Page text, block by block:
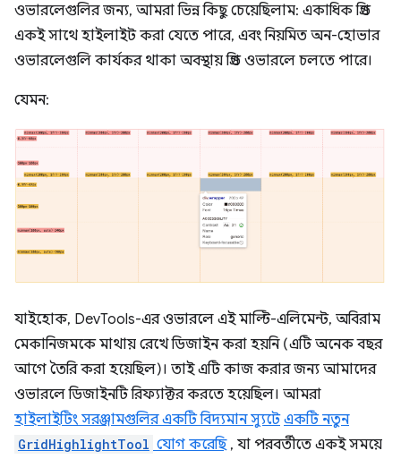
ওভারলেগুলির জন্য, আমরা ভিন্ন কিছু চেয়েছিলাম: একাধিক গ্রিড
একই সাথে হাইলাইট করা যেতে পারে, এবং নিয়মিত অন-হোভার
ওভারলেগুলি কার্যকর থাকা অবস্থায় গ্রিড ওভারলে চলতে পারে।
যেমন:
যাইহোক, DevTools-এর ওভারলে এই মাল্টি-এলিমেন্ট, অবিরাম
মেকানিজমকে মাথায় রেখে ডিজাইন করা হয়নি (এটি অনেক বছর
আগে তৈরি করা হয়েছিল)। তাই এটি কাজ করার জন্য আমাদের
ওভারলে ডিজাইনটি রিফ্যাক্টর করতে হয়েছিল। আমরা
হাইলাইটিং সরঞ্জামগুলির একটি বিদ্যমান স্যুটে একটি নতুন
GridHighlightTool যোগ করেছি, যা পরবর্তীতে একই সময়ে